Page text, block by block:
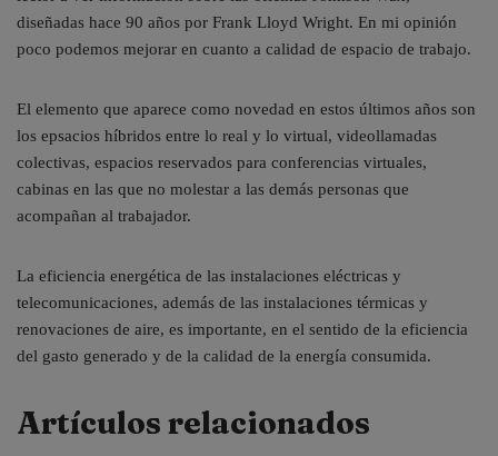
diseñadas hace 90 años por Frank Lloyd Wright. En mi opinión
poco podemos mejorar en cuanto a calidad de espacio de trabajo.
El elemento que aparece como novedad en estos últimos años son
los epsacios híbridos entre lo real y lo virtual, videollamadas
colectivas, espacios reservados para conferencias virtuales,
cabinas en las que no molestar a las demás personas que
acompañan al trabajador.
La eficiencia energética de las instalaciones eléctricas y
telecomunicaciones, además de las instalaciones térmicas y
renovaciones de aire, es importante, en el sentido de la eficiencia
del gasto generado y de la calidad de la energía consumida.
Artículos relacionados